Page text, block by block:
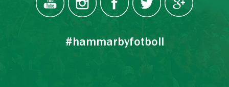
#hammarbyfotboll